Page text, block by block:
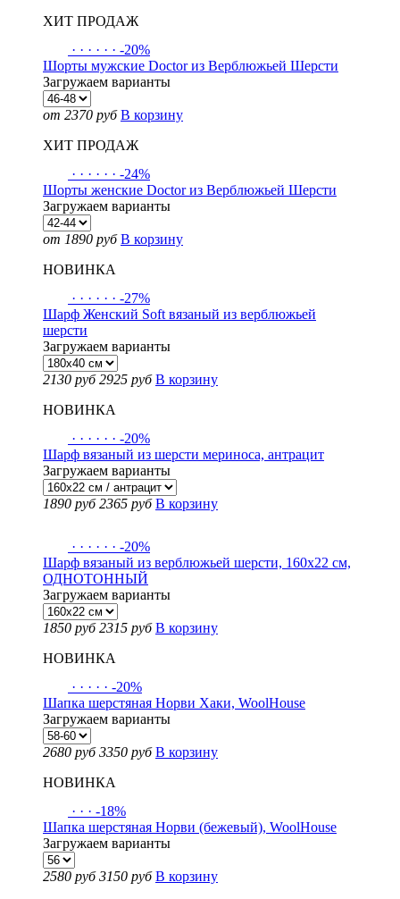
ХИТ ПРОДАЖ
· · · · · · -20%
Шорты мужские Doctor из Верблюжьей Шерсти
Загружаем варианты
от 2370 руб В корзину
ХИТ ПРОДАЖ
· · · · · · -24%
Шорты женские Doctor из Верблюжьей Шерсти
Загружаем варианты
от 1890 руб В корзину
НОВИНКА
· · · · · · -27%
Шарф Женский Soft вязаный из верблюжьей
шерсти
Загружаем варианты
2130 руб 2925 руб В корзину
НОВИНКА
· · · · · · -20%
Шарф вязаный из шерсти мериноса, антрацит
Загружаем варианты
1890 руб 2365 руб В корзину
· · · · · · -20%
Шарф вязаный из верблюжьей шерсти, 160х22 см,
ОДНОТОННЫЙ
Загружаем варианты
1850 руб 2315 руб В корзину
НОВИНКА
· · · · · -20%
Шапка шерстяная Норви Хаки, WoolHouse
Загружаем варианты
2680 руб 3350 руб В корзину
НОВИНКА
· · · -18%
Шапка шерстяная Норви (бежевый), WoolHouse
Загружаем варианты
2580 руб 3150 руб В корзину